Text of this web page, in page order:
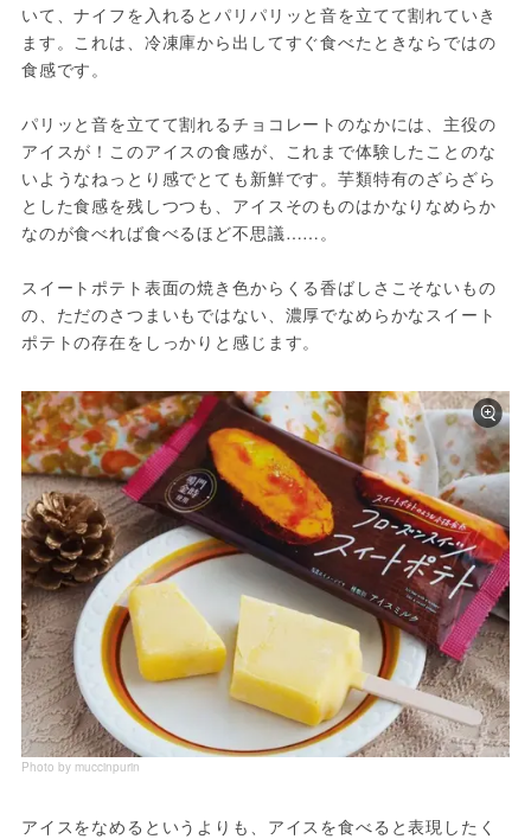
いて、ナイフを入れるとパリパリッと音を立てて割れていき
ます。これは、冷凍庫から出してすぐ食べたときならではの
食感です。
パリッと音を立てて割れるチョコレートのなかには、主役の
アイスが！このアイスの食感が、これまで体験したことのな
いようなねっとり感でとても新鮮です。芋類特有のざらざら
とした食感を残しつつも、アイスそのものはかなりなめらか
なのが食べれば食べるほど不思議……。
スイートポテト表面の焼き色からくる香ばしさこそないもの
の、ただのさつまいもではない、濃厚でなめらかなスイート
ポテトの存在をしっかりと感じます。
Photo by muccinpurin
アイスをなめるというよりも、アイスを食べると表現したく